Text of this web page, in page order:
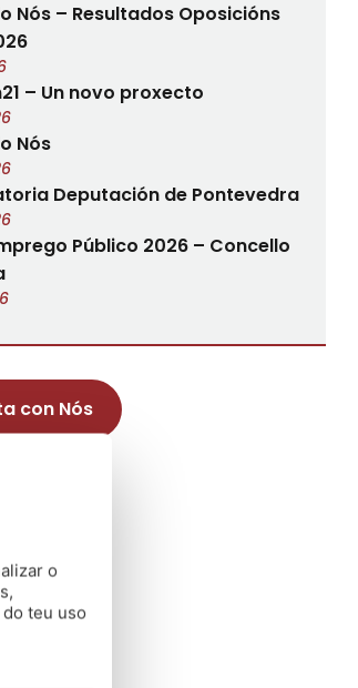
Nós – Resultados Oposicións
– Un novo proxecto
Nós
Deputación de Pontevedra
Público 2026 – Concello
con Nós
o
teu uso